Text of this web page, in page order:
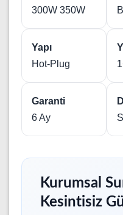
300W 350W
Yapı
Hot-Plug
Garanti
6 Ay
Kurumsal
Kesintisiz